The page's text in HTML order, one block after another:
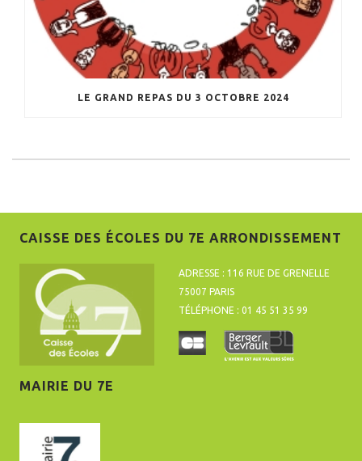
LE GRAND REPAS DU 3 OCTOBRE 2024
CAISSE DES ÉCOLES DU 7E ARRONDISSEMENT
ADRESSE : 116 RUE DE GRENELLE
75007 PARIS
TÉLÉPHONE : 01 45 51 35 99
MAIRIE DU 7E